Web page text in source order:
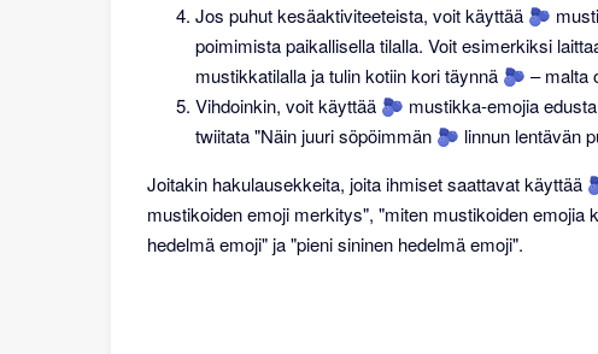
Jos puhut kesäaktiviteeteista, voit käyttää 🫐
poimimista paikallisella tilalla. Voit esimerkiksi
mustikkatilalla ja tulin kotiin kori täynnä 🫐 – malta
Vihdoinkin, voit käyttää 🫐 mustikka-emojia
twiitata "Näin juuri söpöimmän 🫐 linnun lentävän
Joitakin hakulausekkeita, joita ihmiset saattavat
mustikoiden emoji merkitys", "miten mustikoiden
hedelmä emoji" ja "pieni sininen hedelmä emoji".